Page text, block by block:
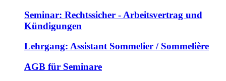
Seminar: Rechtssicher - Arbeitsvertrag und
Kündigungen
Lehrgang: Assistant Sommelier / Sommelière
AGB für Seminare